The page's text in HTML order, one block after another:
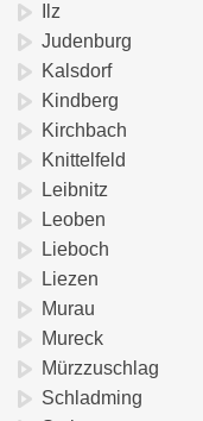
Ilz
Judenburg
Kalsdorf
Kindberg
Kirchbach
Knittelfeld
Leibnitz
Leoben
Lieboch
Liezen
Murau
Mureck
Mürzzuschlag
Schladming